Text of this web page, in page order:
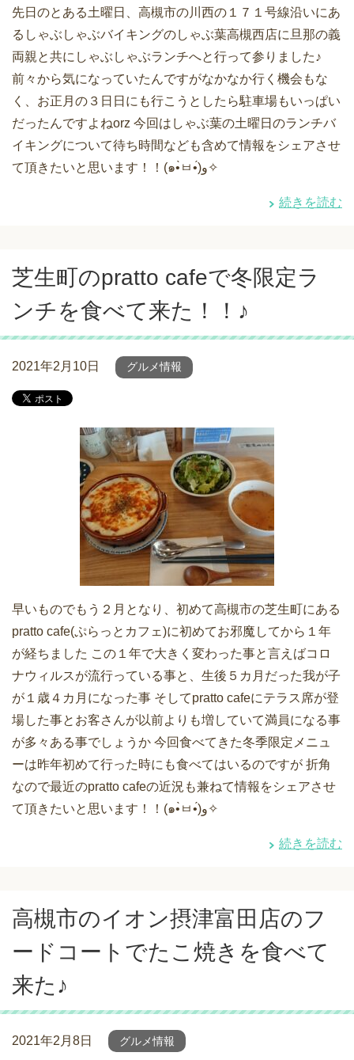
先日のとある土曜日、高槻市の川西の１７１号線沿いにあ
るしゃぶしゃぶバイキングのしゃぶ葉高槻西店に旦那の義
両親と共にしゃぶしゃぶランチへと行って参りました♪
前々から気になっていたんですがなかなか行く機会もな
く、お正月の３日日にも行こうとしたら駐車場もいっぱい
だったんですよねorz 今回はしゃぶ葉の土曜日のランチバ
イキングについて待ち時間なども含めて情報をシェアさせ
て頂きたいと思います！！(๑•̀ㅂ•́)و✧
続きを読む
芝生町のpratto cafeで冬限定ラ
ンチを食べて来た！！♪
2021年2月10日 グルメ情報
早いものでもう２月となり、初めて高槻市の芝生町にある
pratto cafe(ぷらっとカフェ)に初めてお邪魔してから１年
が経ちました この１年で大きく変わった事と言えばコロ
ナウィルスが流行っている事と、生後５カ月だった我が子
が１歳４カ月になった事 そしてpratto cafeにテラス席が登
場した事とお客さんが以前よりも増していて満員になる事
が多々ある事でしょうか 今回食べてきた冬季限定メニュ
ーは昨年初めて行った時にも食べてはいるのですが 折角
なので最近のpratto cafeの近況も兼ねて情報をシェアさせ
て頂きたいと思います！！(๑•̀ㅂ•́)و✧
続きを読む
高槻市のイオン摂津富田店のフ
ードコートでたこ焼きを食べて
来た♪
2021年2月8日 グルメ情報